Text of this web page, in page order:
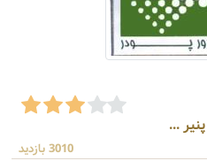
3010 بازدید